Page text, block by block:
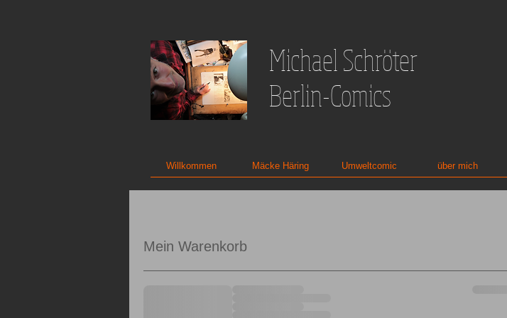
Michael Schröter
Berlin-Comics
Willkommen Mäcke Häring Umweltcomic über mich
Mein Warenkorb